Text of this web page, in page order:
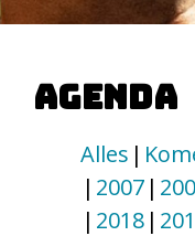
Agenda
Alles
2007
2018